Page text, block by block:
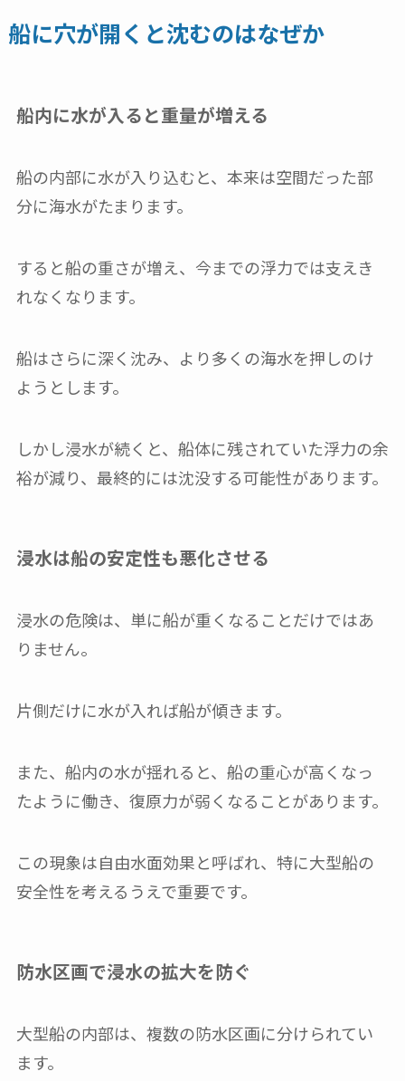
船に穴が開くと沈むのはなぜか
船内に水が入ると重量が増える
船の内部に水が入り込むと、本来は空間だった部
分に海水がたまります。
すると船の重さが増え、今までの浮力では支えき
れなくなります。
船はさらに深く沈み、より多くの海水を押しのけ
ようとします。
しかし浸水が続くと、船体に残されていた浮力の余
裕が減り、最終的には沈没する可能性があります。
浸水は船の安定性も悪化させる
浸水の危険は、単に船が重くなることだけではあ
りません。
片側だけに水が入れば船が傾きます。
また、船内の水が揺れると、船の重心が高くなっ
たように働き、復原力が弱くなることがあります。
この現象は自由水面効果と呼ばれ、特に大型船の
安全性を考えるうえで重要です。
防水区画で浸水の拡大を防ぐ
大型船の内部は、複数の防水区画に分けられてい
ます。